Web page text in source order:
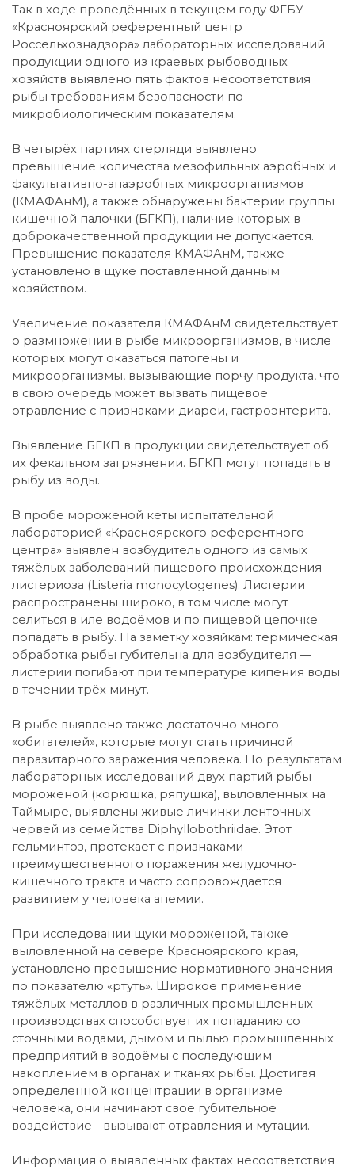
Так в ходе проведённых в текущем году ФГБУ
«Красноярский референтный центр
Россельхознадзора» лабораторных исследований
продукции одного из краевых рыбоводных
хозяйств выявлено пять фактов несоответствия
рыбы требованиям безопасности по
микробиологическим показателям.
В четырёх партиях стерляди выявлено
превышение количества мезофильных аэробных и
факультативно-анаэробных микроорганизмов
(КМАФАнМ), а также обнаружены бактерии группы
кишечной палочки (БГКП), наличие которых в
доброкачественной продукции не допускается.
Превышение показателя КМАФАнМ, также
установлено в щуке поставленной данным
хозяйством.
Увеличение показателя КМАФАнМ свидетельствует
о размножении в рыбе микроорганизмов, в числе
которых могут оказаться патогены и
микроорганизмы, вызывающие порчу продукта, что
в свою очередь может вызвать пищевое
отравление с признаками диареи, гастроэнтерита.
Выявление БГКП в продукции свидетельствует об
их фекальном загрязнении. БГКП могут попадать в
рыбу из воды.
В пробе мороженой кеты испытательной
лабораторией «Красноярского референтного
центра» выявлен возбудитель одного из самых
тяжёлых заболеваний пищевого происхождения –
листериоза (Listeria monocytogenes). Листерии
распространены широко, в том числе могут
селиться в иле водоёмов и по пищевой цепочке
попадать в рыбу. На заметку хозяйкам: термическая
обработка рыбы губительна для возбудителя —
листерии погибают при температуре кипения воды
в течении трёх минут.
В рыбе выявлено также достаточно много
«обитателей», которые могут стать причиной
паразитарного заражения человека. По результатам
лабораторных исследований двух партий рыбы
мороженой (корюшка, ряпушка), выловленных на
Таймыре, выявлены живые личинки ленточных
червей из семейства Diphyllobothriidae. Этот
гельминтоз, протекает с признаками
преимущественного поражения желудочно-
кишечного тракта и часто сопровождается
развитием у человека анемии.
При исследовании щуки мороженой, также
выловленной на севере Красноярского края,
установлено превышение нормативного значения
по показателю «ртуть». Широкое применение
тяжёлых металлов в различных промышленных
производствах способствует их попаданию со
сточными водами, дымом и пылью промышленных
предприятий в водоёмы с последующим
накоплением в органах и тканях рыбы. Достигая
определенной концентрации в организме
человека, они начинают свое губительное
воздействие - вызывают отравления и мутации.
Информация о выявленных фактах несоответствия